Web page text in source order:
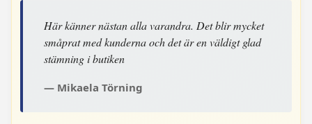
Här känner nästan alla varandra. Det blir mycket
småprat med kunderna och det är en väldigt glad
stämning i butiken
Mikaela Törning